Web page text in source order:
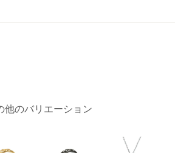
他のバリエーション